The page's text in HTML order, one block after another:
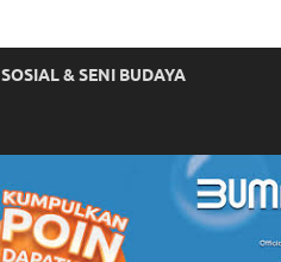
SOSIAL & SENI BUDAYA